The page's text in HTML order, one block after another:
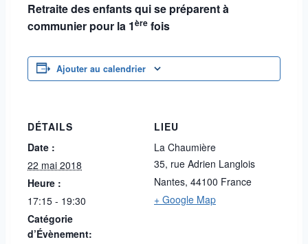
Retraite des enfants qui se préparent à
communier pour la 1ère fois
Ajouter au calendrier
DÉTAILS
Date :
22 mai 2018
Heure :
17:15 - 19:30
Catégorie
d’Évènement:
LIEU
La Chaumière
35, rue Adrien Langlois
Nantes, 44100 France
+ Google Map